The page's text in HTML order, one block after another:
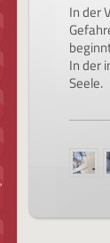
In der
In der
Seele.